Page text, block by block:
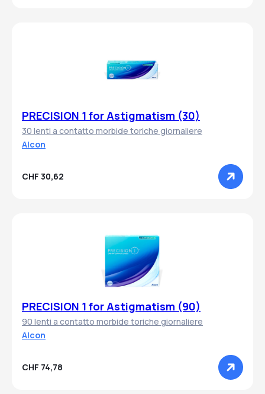
PRECISION 1 for Astigmatism (30)
30 lenti a contatto morbide toriche giornaliere
Alcon
CHF 30,62
PRECISION 1 for Astigmatism (90)
90 lenti a contatto morbide toriche giornaliere
Alcon
CHF 74,78